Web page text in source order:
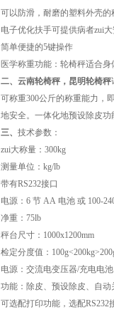
可以防滑，耐磨的塑料外壳的
电子优化扶手可提供病者zui
简单便捷的5键操作
医学称重功能：轮椅秤适合
二、云南轮椅秤，昆明轮椅秤
可称重300公斤的称重能力，
地安全。一体化地预设除皮
三、 技术参数：
zui大称量：300kg
测量单位：kg/lb
带有RS232接口
电源：6 节 AA 电池 或 100-
净重：75lb
秤台尺寸：1000x1200mm
检定分度值：
电源：交流电变压器/充电电池
功能：除皮、预设除皮、自
可选配打印功能，选配